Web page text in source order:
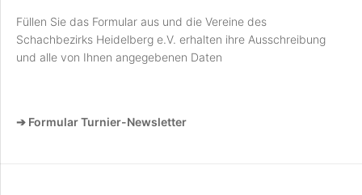
Füllen Sie das Formular aus und die Vereine des
Schachbezirks Heidelberg e.V. erhalten ihre Ausschreibung
und alle von Ihnen angegebenen Daten
➔ Formular Turnier-Newsletter